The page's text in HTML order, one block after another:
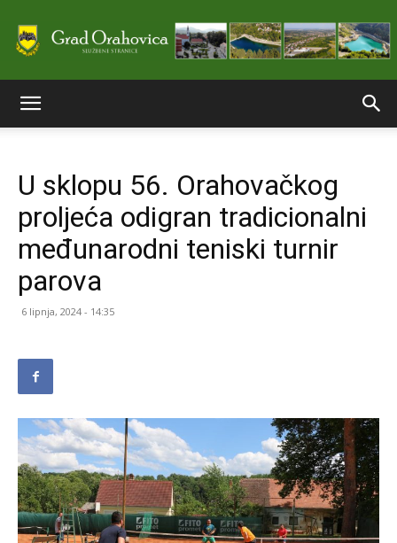
stranice
Grada
U sklopu 56. Orahovačkog
proljeća odigran tradicionalni
međunarodni teniski turnir
parova
6 lipnja, 2024 - 14:35